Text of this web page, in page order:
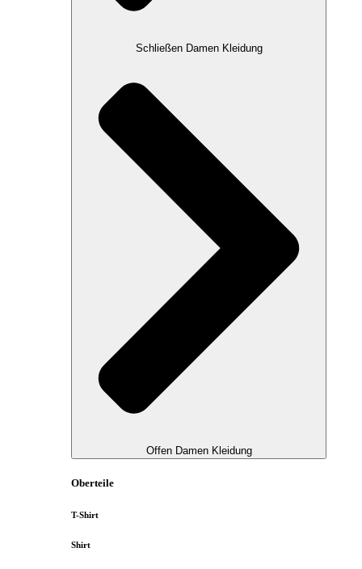
Schließen Damen Kleidung
Offen Damen Kleidung
Oberteile
T-Shirt
Shirt